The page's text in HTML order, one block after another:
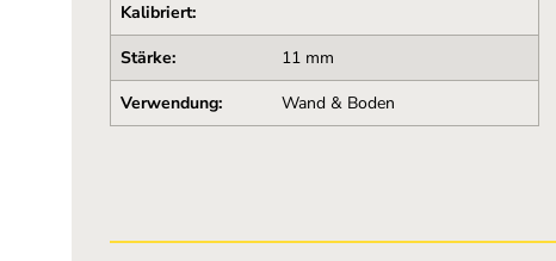
Kalibriert:
Stärke:
11 mm
Verwendung:
Wand & Boden